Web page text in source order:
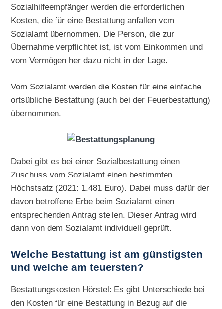
Sozialhilfeempfänger werden die erforderlichen
Kosten, die für eine Bestattung anfallen vom
Sozialamt übernommen. Die Person, die zur
Übernahme verpflichtet ist, ist vom Einkommen und
vom Vermögen her dazu nicht in der Lage.
Vom Sozialamt werden die Kosten für eine einfache
ortsübliche Bestattung (auch bei der Feuerbestattung)
übernommen.
Dabei gibt es bei einer Sozialbestattung einen
Zuschuss vom Sozialamt einen bestimmten
Höchstsatz (2021: 1.481 Euro). Dabei muss dafür der
davon betroffene Erbe beim Sozialamt einen
entsprechenden Antrag stellen. Dieser Antrag wird
dann von dem Sozialamt individuell geprüft.
Welche Bestattung ist am günstigsten
und welche am teuersten?
Bestattungskosten Hörstel: Es gibt Unterschiede bei
den Kosten für eine Bestattung in Bezug auf die